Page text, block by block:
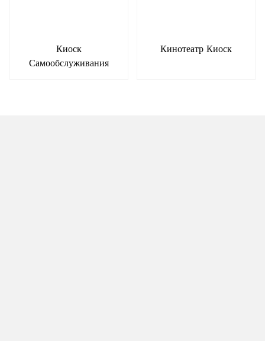
Киоск
Самообслуживания
Кинотеатр Киоск